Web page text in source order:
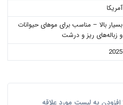
آمریکا
بسیار بالا – مناسب برای موهای حیوانات
و زباله‌های ریز و درشت
2025
افزودن به لیست مورد علاقه